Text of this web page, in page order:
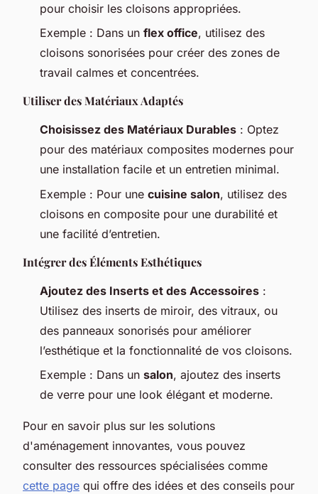
pour choisir les cloisons appropriées.
Exemple : Dans un flex office, utilisez des
cloisons sonorisées pour créer des zones de
travail calmes et concentrées.
Utiliser des Matériaux Adaptés
Choisissez des Matériaux Durables : Optez
pour des matériaux composites modernes pour
une installation facile et un entretien minimal.
Exemple : Pour une cuisine salon, utilisez des
cloisons en composite pour une durabilité et
une facilité d’entretien.
Intégrer des Éléments Esthétiques
Ajoutez des Inserts et des Accessoires :
Utilisez des inserts de miroir, des vitraux, ou
des panneaux sonorisés pour améliorer
l’esthétique et la fonctionnalité de vos cloisons.
Exemple : Dans un salon, ajoutez des inserts
de verre pour une look élégant et moderne.
Pour en savoir plus sur les solutions
d'aménagement innovantes, vous pouvez
consulter des ressources spécialisées comme
cette page qui offre des idées et des conseils pour